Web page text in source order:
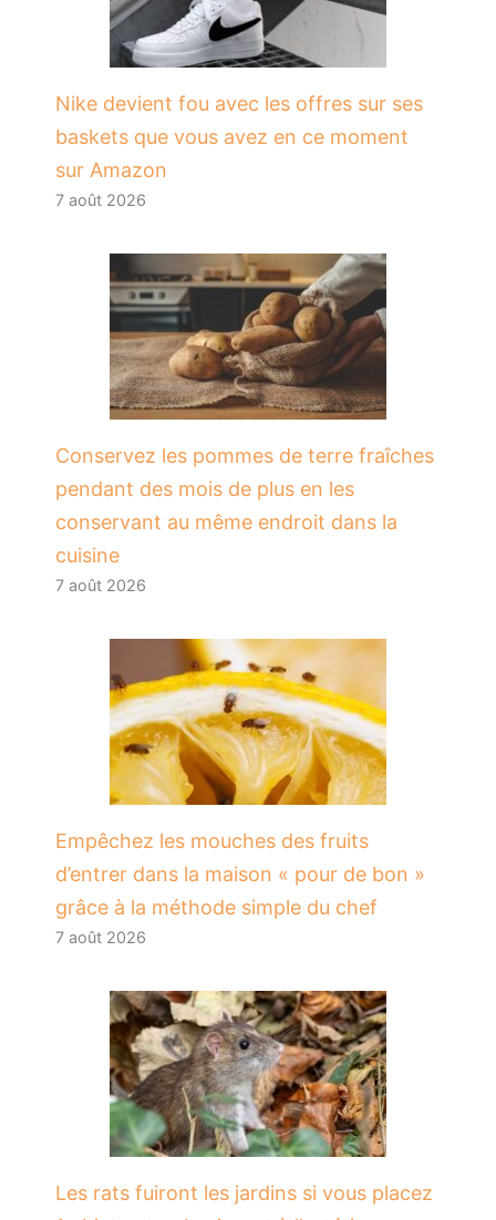
Nike devient fou avec les offres sur ses
baskets que vous avez en ce moment
sur Amazon
7 août 2026
Conservez les pommes de terre fraîches
pendant des mois de plus en les
conservant au même endroit dans la
cuisine
7 août 2026
​Empêchez les mouches des fruits
d’entrer dans la maison « pour de bon »
grâce à la méthode simple du chef
7 août 2026
Les rats fuiront les jardins si vous placez